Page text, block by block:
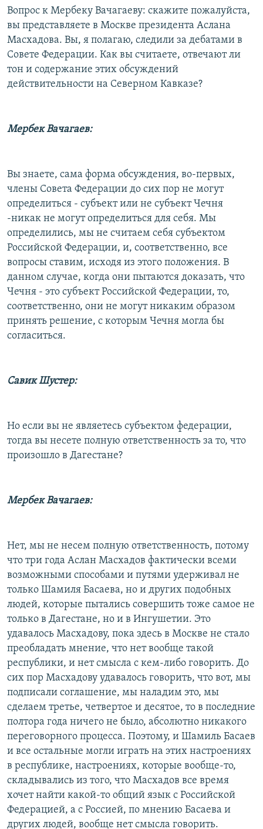
Вопрос к Мербеку Вачагаеву: скажите пожалуйста,
вы представляете в Москве президента Аслана
Масхадова. Вы, я полагаю, следили за дебатами в
Совете Федерации. Как вы считаете, отвечают ли
тон и содержание этих обсуждений
действительности на Северном Кавказе?
Мербек Вачагаев:
Вы знаете, сама форма обсуждения, во-первых,
члены Совета Федерации до сих пор не могут
определиться - субъект или не субъект Чечня
-никак не могут определиться для себя. Мы
определились, мы не считаем себя субъектом
Российской Федерации, и, соответственно, все
вопросы ставим, исходя из этого положения. В
данном случае, когда они пытаются доказать, что
Чечня - это субъект Российской Федерации, то,
соответственно, они не могут никаким образом
принять решение, с которым Чечня могла бы
согласиться.
Савик Шустер:
Но если вы не являетесь субъектом федерации,
тогда вы несете полную ответственность за то, что
произошло в Дагестане?
Мербек Вачагаев:
Нет, мы не несем полную ответственность, потому
что три года Аслан Масхадов фактически всеми
возможными способами и путями удерживал не
только Шамиля Басаева, но и других подобных
людей, которые пытались совершить тоже самое не
только в Дагестане, но и в Ингушетии. Это
удавалось Масхадову, пока здесь в Москве не стало
преобладать мнение, что нет вообще такой
республики, и нет смысла с кем-либо говорить. До
сих пор Масхадову удавалось говорить, что вот, мы
подписали соглашение, мы наладим это, мы
сделаем третье, четвертое и десятое, то в последние
полтора года ничего не было, абсолютно никакого
переговорного процесса. Поэтому, и Шамиль Басаев
и все остальные могли играть на этих настроениях
в республике, настроениях, которые вообще-то,
складывались из того, что Масхадов все время
хочет найти какой-то общий язык с Российской
Федерацией, а с Россией, по мнению Басаева и
других людей, вообще нет смысла говорить.